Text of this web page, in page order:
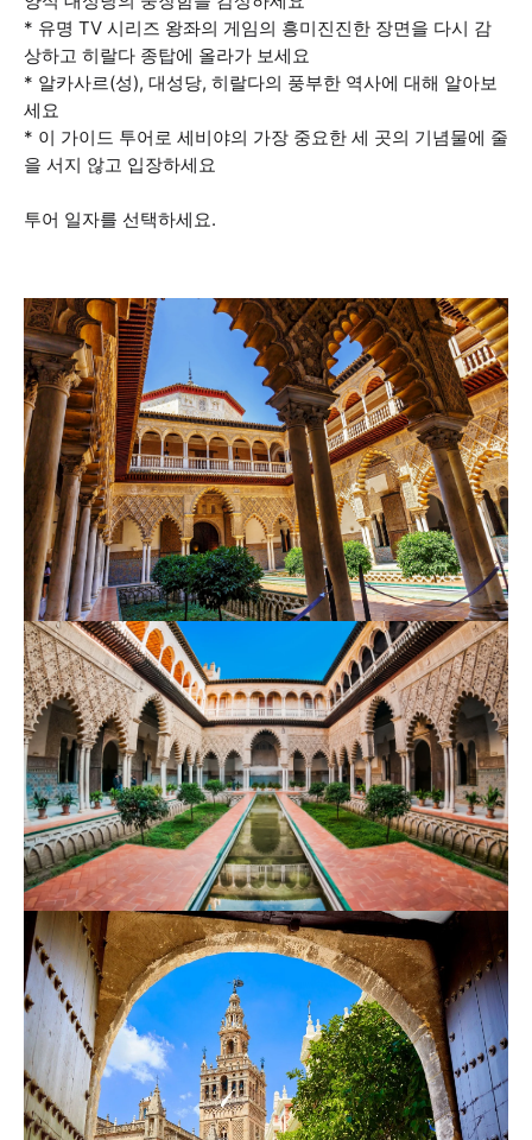
* 유명 TV 시리즈 왕좌의 게임의 흥미진진한 장면을 다시 감
상하고 히랄다 종탑에 올라가 보세요
* 알카사르(성), 대성당, 히랄다의 풍부한 역사에 대해 알아보
세요
* 이 가이드 투어로 세비야의 가장 중요한 세 곳의 기념물에 줄
을 서지 않고 입장하세요
투어 일자를 선택하세요.